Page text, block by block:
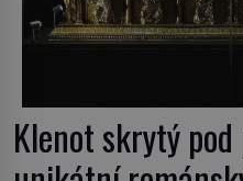
Klenot skrytý